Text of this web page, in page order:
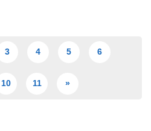
3 4 5 6
10 11 »